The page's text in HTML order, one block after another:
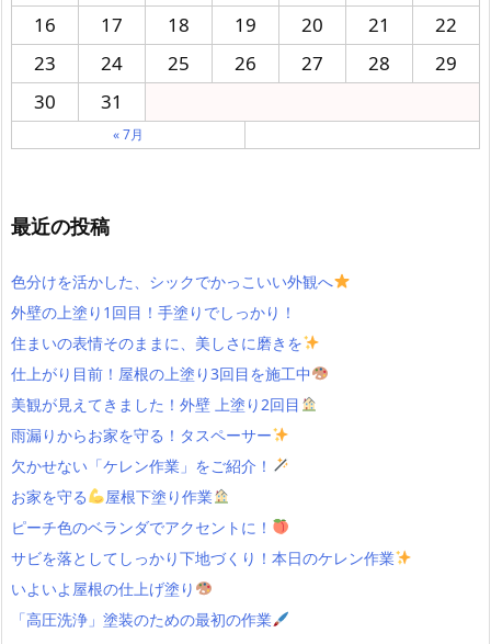
16
17 18 19 20 21
22
23
24 25 26 27 28
29
30
31
« 7月
最近の投稿
色分けを活かした、シックでかっこいい外観へ
外壁の上塗り1回目！手塗りでしっかり！
住まいの表情そのままに、美しさに磨きを
仕上がり目前！屋根の上塗り3回目を施工中
美観が見えてきました！外壁 上塗り2回目
雨漏りからお家を守る！タスペーサー
欠かせない「ケレン作業」をご紹介！
お家を守る
屋根下塗り作業
ピーチ色のベランダでアクセントに！
サビを落としてしっかり下地づくり！本日のケレン作業
いよいよ屋根の仕上げ塗り
「高圧洗浄」塗装のための最初の作業